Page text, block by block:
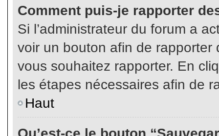
Comment puis-je rapporter
Si l’administrateur du forum a
voir un bouton afin de
vous souhaitez rapporter. En
les étapes nécessaires afin de
Haut